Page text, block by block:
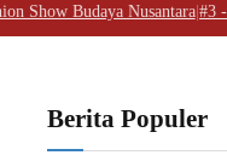
Budaya Nusantara|#3 -SD
Berita Populer